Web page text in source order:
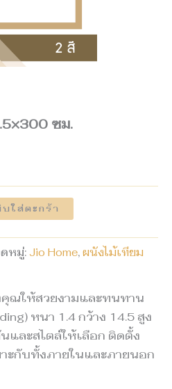
ซม.
ใส่ตะกร้า
หมู่: Jio Home, ผนังไม้เทียม
ณให้สวยงามและทนทาน
หนา 1.4 กว้าง 14.5 สูง
และสไตล์ให้เลือก ติดตั้ง
ะกับทั้งภายในและภายนอก